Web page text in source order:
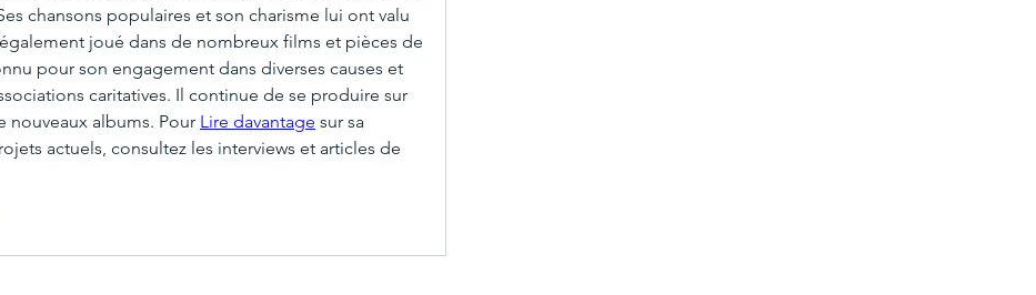
chansons populaires et son charisme lui ont valu
joué dans de nombreux films et pièces de
pour son engagement dans diverses causes et
caritatives. Il continue de se produire sur
nouveaux albums. Pour Lire davantage sur sa
actuels, consultez les interviews et articles de